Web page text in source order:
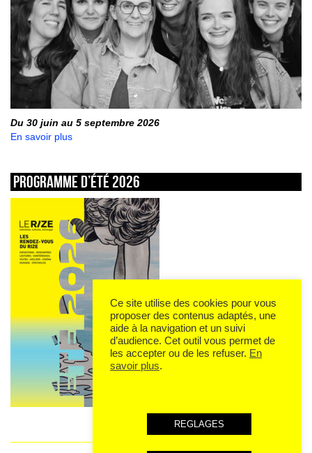
Du 30 juin au 5 septembre 2026
En savoir plus
Programme d’été 2026
Ce site utilise des cookies pour vous
proposer des contenus adaptés, une
aide à la navigation et un suivi
d’audience. Cet outil vous permet de
les accepter ou de les refuser. En
savoir plus.
REGLAGES